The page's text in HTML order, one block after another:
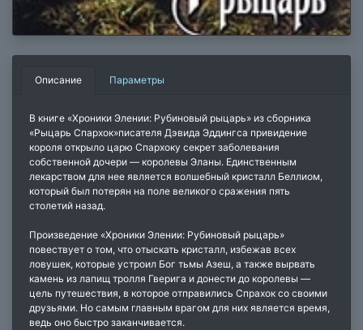
Описание Параметры
В книге «Хроники Элении: Рубиновый рыцарь» из сборника
«Рыцарь Спархок»писателя Дэвида Эддингса привидение
короля открыло царю Спархоку секрет заболевания
собственной дочери — королевы Эланы. Единственным
лекарством для нее является волшебный кристалл Беллиом,
который был потерян на поле великого сражения пять
столетий назад.
Произведение «Хроники Элении: Рубиновый рыцарь»
повествует о том, что отыскать кристалл, избежав всех
ловушек, которые устроил Бог тьмы Азеш, а также вырвать
камень из лапищ тролля Гверига и донести до королевы —
цель путешествия, в которое отправились Спрахок со своими
друзьями. Но самым главным врагом для них является время,
ведь оно быстро заканчивается.